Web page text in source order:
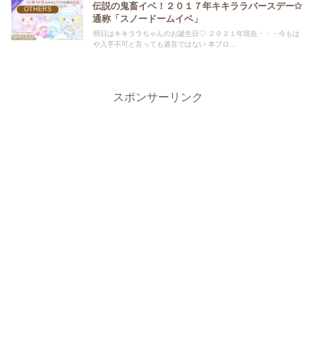
OTHERS
伝説の鬼畜イベ！２０１７年キキララバースデー✩
通称「スノードームイベ」
明日はキキララちゃんのお誕生日♡ ２０２１年現在・・・今もは
や入手不可と言っても過言ではない 本ブロ...
スポンサーリンク